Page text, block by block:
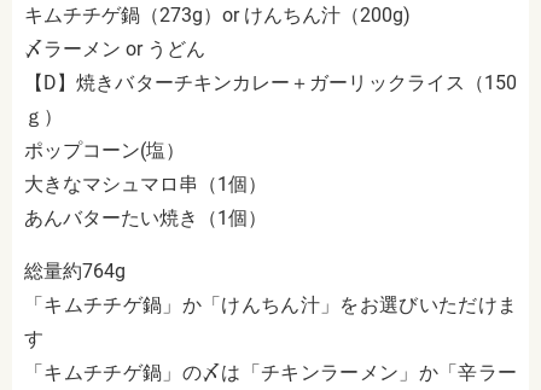
キムチチゲ鍋（273g）or けんちん汁（200g)
〆ラーメン or うどん
【D】焼きバターチキンカレー＋ガーリックライス（150
ｇ）
ポップコーン(塩）
大きなマシュマロ串（1個）
あんバターたい焼き（1個）
総量約764g
「キムチチゲ鍋」か「けんちん汁」をお選びいただけま
す
「キムチチゲ鍋」の〆は「チキンラーメン」か「辛ラー